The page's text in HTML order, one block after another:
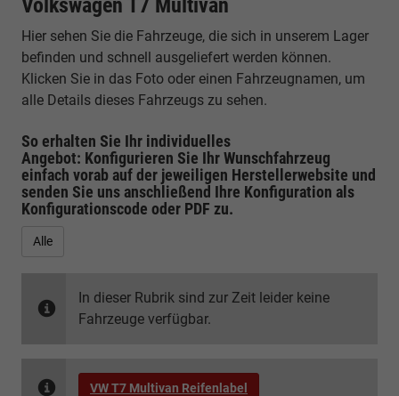
Volkswagen T7 Multivan
Hier sehen Sie die Fahrzeuge, die sich in unserem Lager
befinden und schnell ausgeliefert werden können.
Klicken Sie in das Foto oder einen Fahrzeugnamen, um
alle Details dieses Fahrzeugs zu sehen.
So erhalten Sie Ihr individuelles
Angebot: Konfigurieren Sie Ihr Wunschfahrzeug
einfach vorab auf der jeweiligen Herstellerwebsite und
senden Sie uns anschließend Ihre Konfiguration als
Konfigurationscode oder PDF zu.
Alle
In dieser Rubrik sind zur Zeit leider keine
Fahrzeuge verfügbar.
VW T7 Multivan Reifenlabel